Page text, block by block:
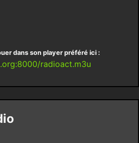
dans son player préféré ici :
radioact.m3u